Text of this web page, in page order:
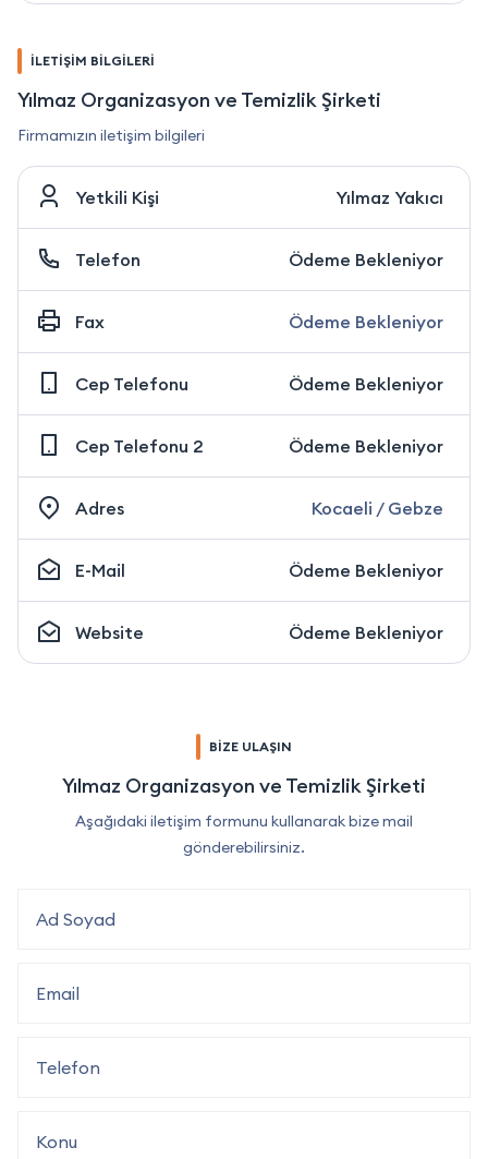
İLETİŞİM BİLGİLERİ
Yılmaz Organizasyon ve Temizlik Şirketi
Firmamızın iletişim bilgileri
Yetkili Kişi Yılmaz Yakıcı
Telefon Ödeme Bekleniyor
Fax Ödeme Bekleniyor
Cep Telefonu Ödeme Bekleniyor
Cep Telefonu 2 Ödeme Bekleniyor
Adres Kocaeli / Gebze
E-Mail Ödeme Bekleniyor
Website Ödeme Bekleniyor
BİZE ULAŞIN
Yılmaz Organizasyon ve Temizlik Şirketi
Aşağıdaki iletişim formunu kullanarak bize mail
gönderebilirsiniz.